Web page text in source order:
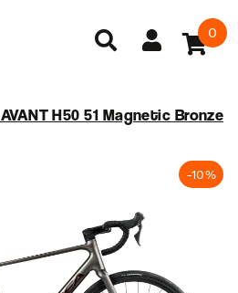
0
H50 51 Magnetic
-10%